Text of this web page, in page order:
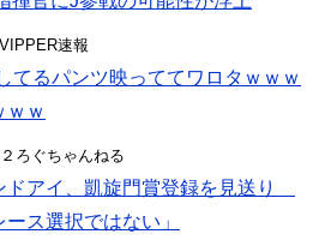
速報
てるパンツ映っててワロタｗｗｗ
ｗｗ
ろぐちゃんねる
ドアイ、凱旋門賞登録を見送り
ス選択ではない」